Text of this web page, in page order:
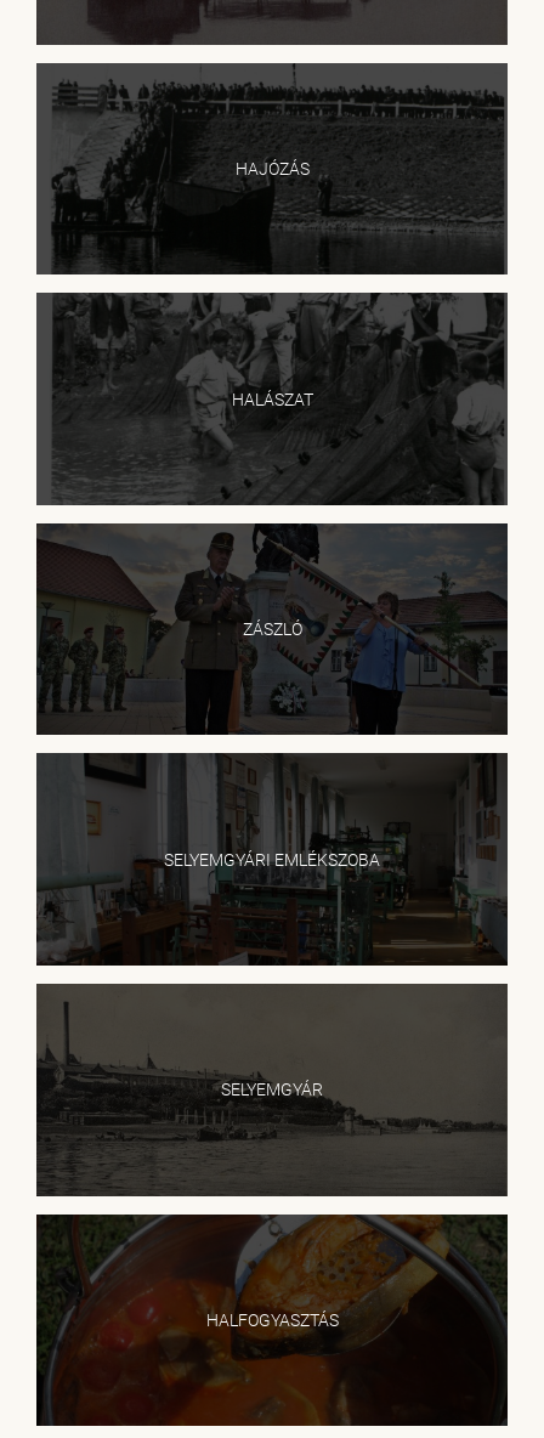
HAJÓZÁS
HALÁSZAT
ZÁSZLÓ
SELYEMGYÁRI EMLÉKSZOBA
SELYEMGYÁR
HALFOGYASZTÁS